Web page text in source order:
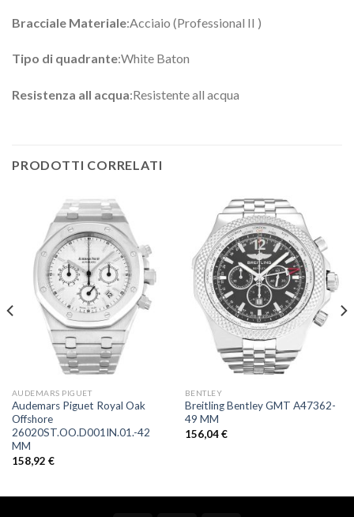
Bracciale Materiale:Acciaio (Professional II )
Tipo di quadrante:White Baton
Resistenza all acqua:Resistente all acqua
PRODOTTI CORRELATI
AUDEMARS PIGUET
Audemars Piguet Royal Oak
Offshore
26020ST.OO.D001IN.01.-42
MM
158,92 €
BENTLEY
Breitling Bentley GMT A47362-
49 MM
156,04€